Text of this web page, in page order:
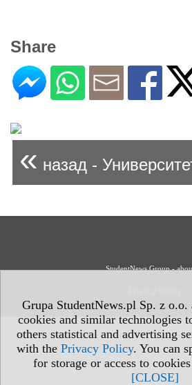
Grupa StudentNews.pl Sp. z o.o.
cookies and similar technologies
others statistical and advertising
with the Privacy Policy. You can
for storage or access to
[CLOSE]
Share
« назад -
StudentNews Group -